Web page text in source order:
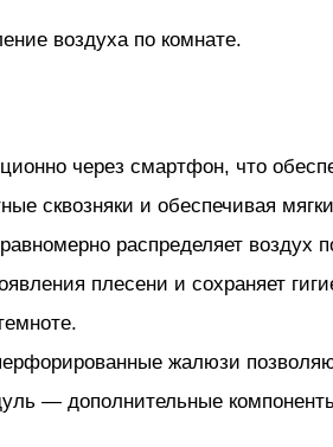
воздуха по комнате.
через смартфон, что
сквозняки и обеспечивая
распределяет
плесени и сохраняет
жалюзи
— дополнительные